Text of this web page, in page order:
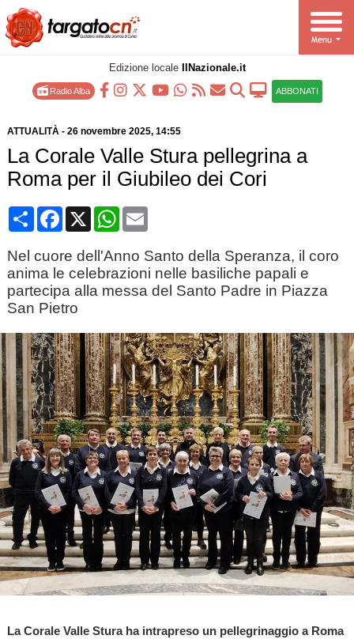
Edizione locale IlNazionale.it
Radio Alba ABBONATI
ATTUALITÀ- 26 novembre 2025, 14:55
La Corale Valle Stura pellegrina a
Roma per il Giubileo dei Cori
CondividiFacebook
X WhatsApp
Email
Nel cuore dell'Anno Santo della Speranza, il coro
anima le celebrazioni nelle basiliche papali e
partecipa alla messa del Santo Padre in Piazza
San Pietro
La Corale Valle Stura ha intrapreso un pellegrinaggio a Roma